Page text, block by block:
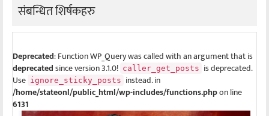
संबन्धित शिर्षकहरु
Deprecated: Function WP_Query was called with an argument that is
deprecatedsince version 3.1.0! caller_get_posts is deprecated.
Use ignore_sticky_posts instead. in
/home/stateonl/public_html/wp-includes/functions.phpon line
6131